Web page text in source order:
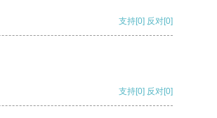
支持[0] 反对[0]
支持[0] 反对[0]